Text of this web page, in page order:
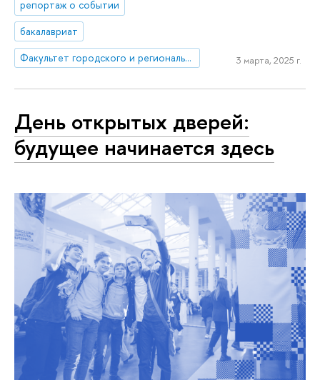
репортаж о событии
бакалавриат
Факультет городского и регионального развития
3 марта, 2025 г.
День открытых дверей:
будущее начинается здесь